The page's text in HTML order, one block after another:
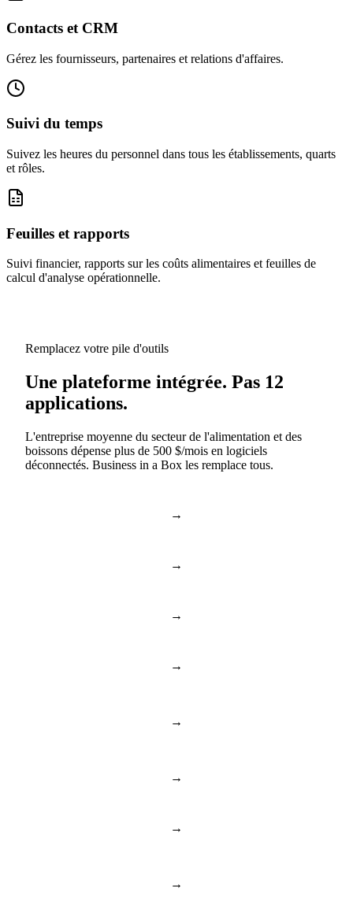
Contacts et CRM
Gérez les fournisseurs, partenaires et relations d'affaires.
Suivi du temps
Suivez les heures du personnel dans tous les établissements, quarts
et rôles.
Feuilles et rapports
Suivi financier, rapports sur les coûts alimentaires et feuilles de
calcul d'analyse opérationnelle.
Remplacez votre pile d'outils
Une plateforme intégrée. Pas 12
applications.
L'entreprise moyenne du secteur de l'alimentation et des
boissons dépense plus de 500 $/mois en logiciels
déconnectés. Business in a Box les remplace tous.
→
→
→
→
→
→
→
→